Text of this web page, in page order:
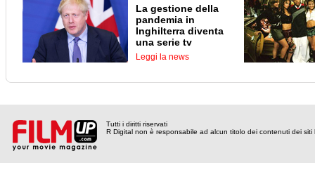
La gestione della
pandemia in
Inghilterra diventa
una serie tv
Leggi la news
Tutti i diritti riservati
R Digital non è responsabile ad alcun titolo dei contenuti dei siti